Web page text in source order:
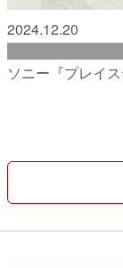
2024.12.20
ソニー『プレイ